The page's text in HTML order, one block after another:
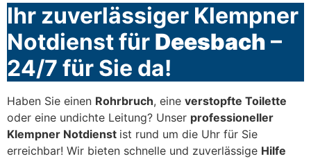
Ihr zuverlässiger Klempner
Notdienst für Deesbach –
24/7 für Sie da!
Haben Sie einen Rohrbruch, eine verstopfte Toilette
oder eine undichte Leitung? Unser professioneller
Klempner Notdienst ist rund um die Uhr für Sie
erreichbar! Wir bieten schnelle und zuverlässige Hilfe